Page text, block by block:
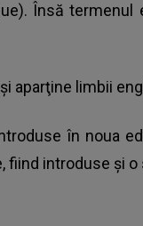
Însă
aparţine limbii
în noua
fiind introduse și